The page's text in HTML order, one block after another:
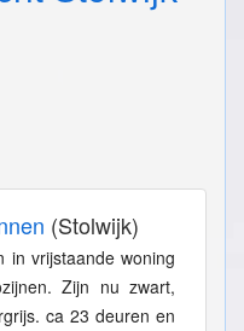
(Stolwijk)
in vrijstaande woning
Zijn nu zwart,
ca 23 deuren en